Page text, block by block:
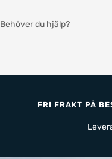
Behöver du hjälp?
FRI FRAKT PÅ